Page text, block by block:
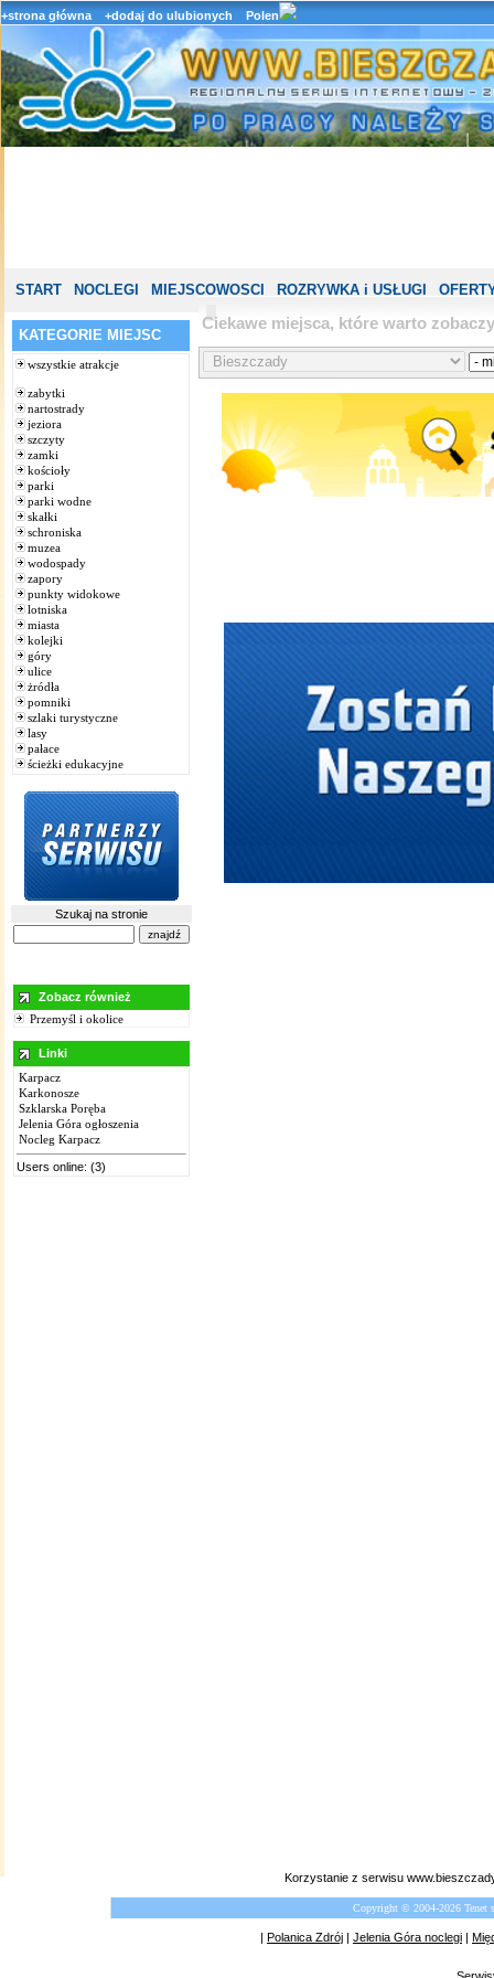
+strona główna +dodaj do ulubionych Polen
START NOCLEGI MIEJSCOWOSCI ROZRYWKA i USŁUGI
KATEGORIE MIEJSC
wszystkie atrakcje
zabytki
nartostrady
jeziora
szczyty
zamki
kościoły
parki
parki wodne
skałki
schroniska
muzea
wodospady
zapory
punkty widokowe
lotniska
miasta
kolejki
góry
ulice
żródła
pomniki
szlaki turystyczne
lasy
pałace
ścieżki edukacyjne
Szukaj na stronie
Zobacz również
Przemyśl i okolice
Linki
Karpacz
Karkonosze
Szklarska Poręba
Jelenia Góra ogłoszenia
Nocleg Karpacz
Users online: (3)
Ciekawe miejsca, które warto
Korzystanie z serwisu
Copyright © 2004-2026
| Polanica Zdrój | Jelenia Góra noclegi |